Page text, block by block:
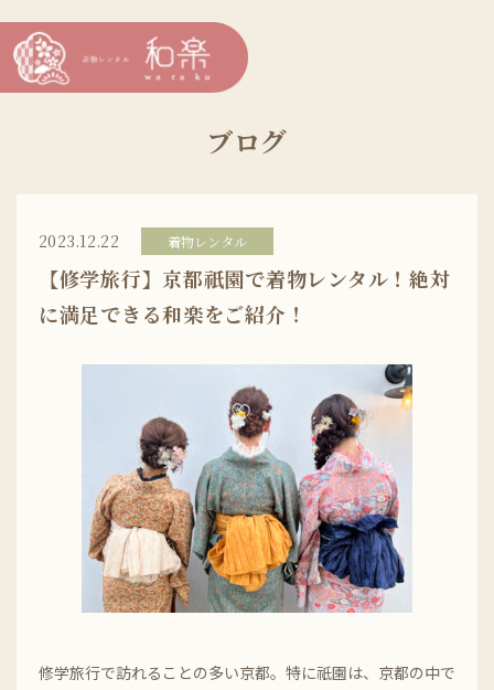
ブログ
2023.12.22 着物レンタル
【修学旅行】京都祇園で着物レンタル！絶対
に満足できる和楽をご紹介！
修学旅行で訪れることの多い京都。特に祇園は、京都の中で